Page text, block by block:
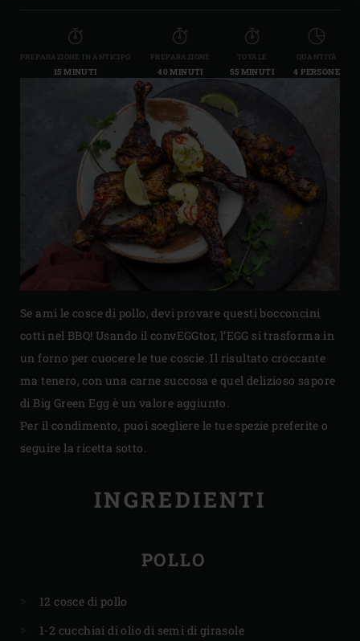
PREPARAZIONE IN ANTICIPO
15 MINUTI
PREPARAZIONE
40 MINUTI
TOTALE
55 MINUTI
QUANTITÀ
4 PERSONE
Se ami le cosce di pollo, devi provare questi bocconcini
cotti nel BBQ! Usando il convEGGtor, l’EGG si trasforma in
un forno per cuocere le tue coscie. Il risultato croccante
ma tenero, con una carne succosa e quel delizioso sapore
di Big Green Egg è un valore aggiunto.
Per il condimento, puoi scegliere le tue spezie preferite o
seguire la ricetta sotto.
INGREDIENTI
POLLO
12 cosce di pollo
1-2 cucchiai di olio di semi di girasole